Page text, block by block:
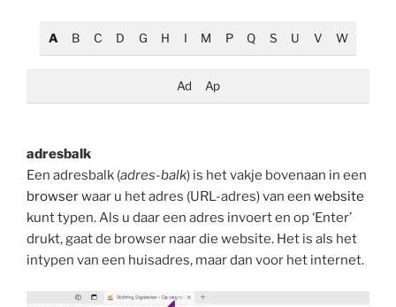
A B C D G H I M P Q S U V W
Ad Ap
adresbalk
Een adresbalk (adres-balk) is het vakje bovenaan in een
browserwaar u het adres (URL-adres) van een website
kunt typen. Als u daar een adres invoert en op ‘Enter’
drukt, gaat de browser naar die website. Het is als het
intypen van een huisadres, maar dan voor het internet.